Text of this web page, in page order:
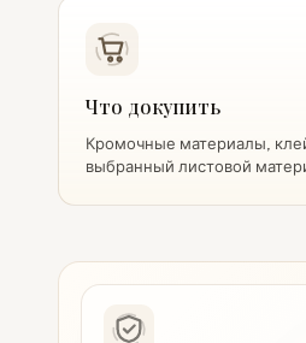
Что докупить
Кромочные материалы,
выбранный листовой